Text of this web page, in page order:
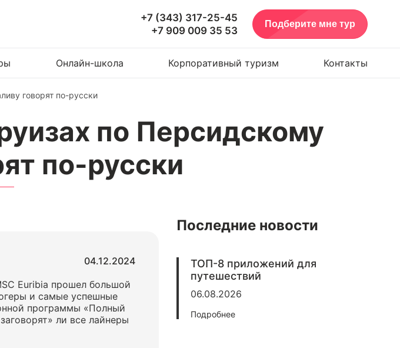
+7 (343) 317-25-45
+7 909 009 35 53
Подберите мне тур
Онлайн-школа Корпоративный туризм Контакты
говорят по-русски
по Персидскому
по-русски
04.12.2024
Euribia прошел большой
и самые успешные
программы «Полный
ли все лайнеры
Последние новости
ТОП-8 приложений для
путешествий
06.08.2026
Подробнее